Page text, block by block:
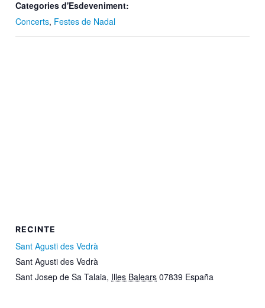
Categories d'Esdeveniment:
Concerts, Festes de Nadal
RECINTE
Sant Agusti des Vedrà
Sant Agusti des Vedrà
Sant Josep de Sa Talaia, Illes Balears 07839 España